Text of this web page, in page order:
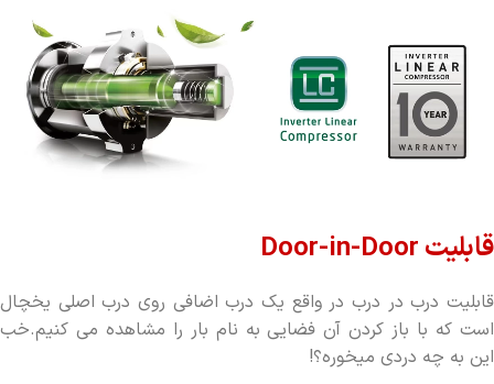
قابلیت Door-in-Door
قابلیت درب در درب در واقع یک درب اضافی روی درب اصلی یخچال
است که با باز کردن آن فضایی به نام بار را مشاهده می کنیم.خب
این به چه دردی میخوره؟!